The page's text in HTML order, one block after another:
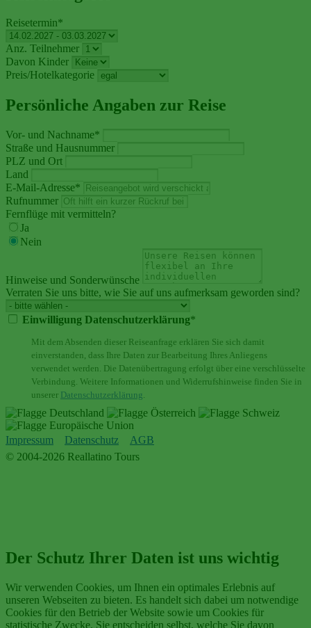
Reisetermin*
Anz. Teilnehmer
Davon Kinder
Preis/Hotelkategorie
Persönliche Angaben zur Reise
Vor- und Nachname*
Straße und Hausnummer
PLZ und Ort
Land
E-Mail-Adresse*
Rufnummer
Fernflüge mit vermitteln?
Ja
Nein
Hinweise und Sonderwünsche
Verraten Sie uns bitte, wie Sie auf uns aufmerksam geworden sind?
Einwilligung Datenschutzerklärung*
Mit dem Absenden dieser Reiseanfrage erklären Sie sich damit
einverstanden, dass Ihre Daten zur Bearbeitung Ihres Anliegens
verwendet werden. Die Datenübertragung erfolgt über eine verschlüsselte
Verbindung. Weitere Informationen und Widerrufshinweise finden Sie in
unserer Datenschutzerklärung.
Impressum Datenschutz
AGB
© 2004-2026 Reallatino Tours
Der Schutz Ihrer Daten ist uns wichtig
Wir verwenden Cookies, um Ihnen ein optimales Erlebnis auf
unseren Webseiten zu bieten. Es handelt sich dabei um notwendige
Cookies für den Betrieb der Website sowie um Cookies für
statistische Zwecke. Sie entscheiden selbst, welche Sie davon